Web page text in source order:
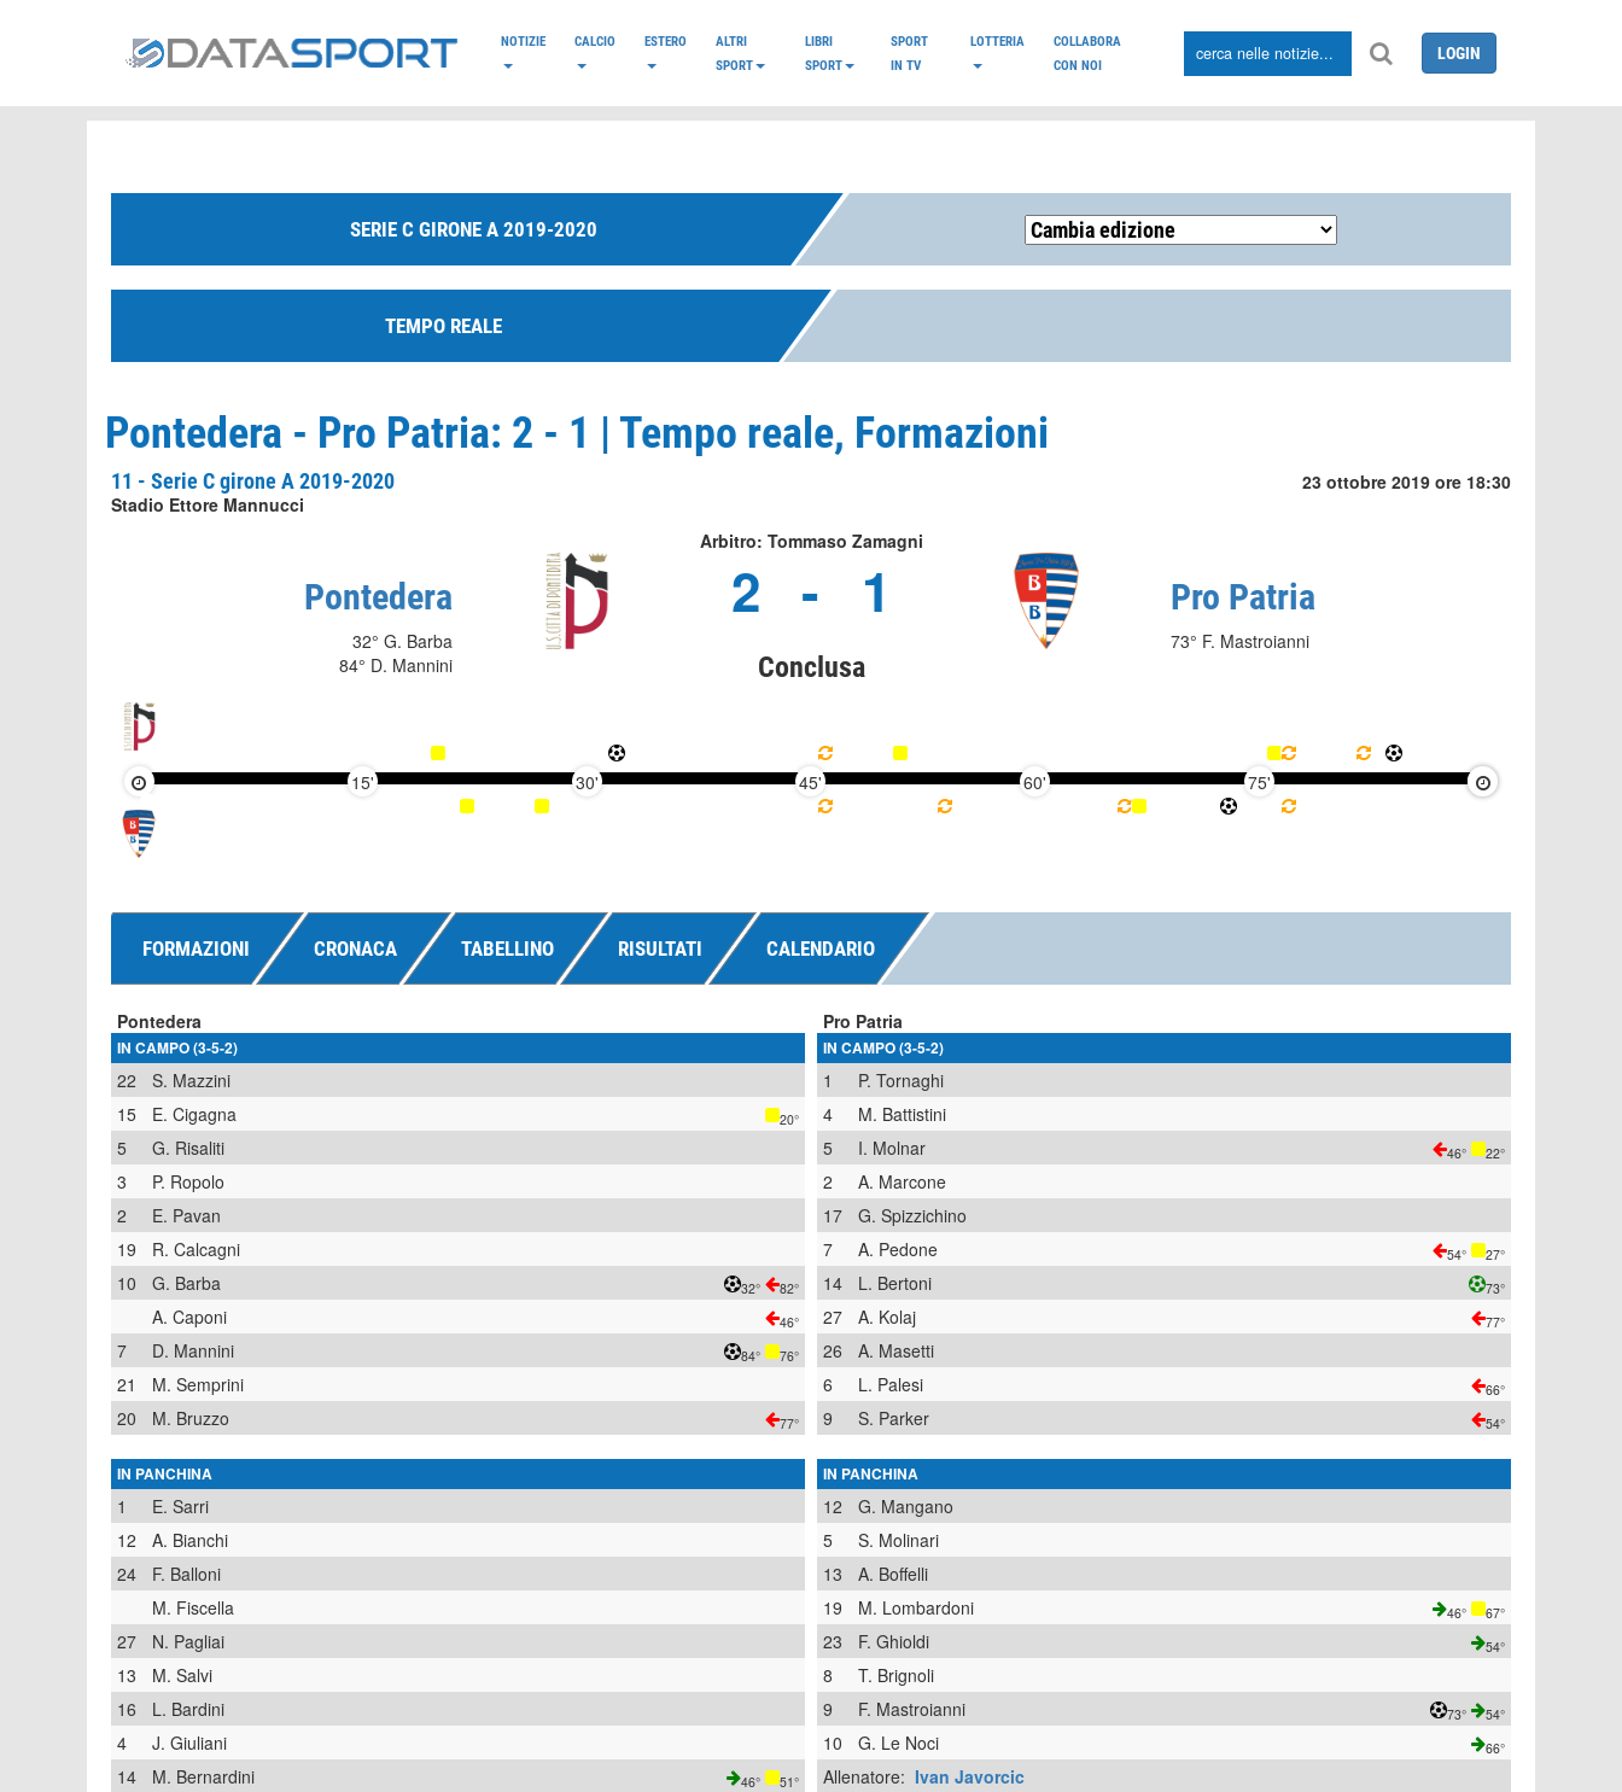
NOTIZIE CALCIO ESTERO
ALTRI
SPORT
LIBRI
SPORT
SPORT
IN TV
LOTTERIA
COLLABORA
CON NOI
LOGIN
SERIE C GIRONE A 2019-2020
TEMPO REALE
Pontedera - Pro Patria: 2 - 1 | Tempo reale, Formazioni
11 - Serie C girone A 2019-2020
Stadio Ettore Mannucci
23 ottobre 2019 ore 18:30
Arbitro: Tommaso Zamagni
Pontedera
32° G. Barba
84° D. Mannini
2 - 1
Conclusa
Pro Patria
73° F. Mastroianni
15' 30' 45' 60' 75' 90'
FORMAZIONI CRONACA TABELLINO RISULTATI CALENDARIO
Pontedera
IN CAMPO (3-5-2)
22
S. Mazzini
15
E. Cigagna 20°
5
G. Risaliti
3
P. Ropolo
2
E. Pavan
19
R. Calcagni
10
G. Barba 32° 82°
A. Caponi 46°
7 D. Mannini 84° 76°
21
M. Semprini
20
M. Bruzzo 77°
IN PANCHINA
1
E. Sarri
12
A. Bianchi
24
F. Balloni
M. Fiscella
27
N. Pagliai
13
M. Salvi
16
L. Bardini
4
J. Giuliani
14
M. Bernardini 46° 51°
Pro Patria
IN CAMPO (3-5-2)
1
P. Tornaghi
4
M. Battistini
5
I. Molnar 46° 22°
2
A. Marcone
17
G. Spizzichino
7
A. Pedone 54° 27°
14 L. Bertoni 73°
27 A. Kolaj 77°
26
A. Masetti
6
L. Palesi 66°
9 S. Parker 54°
IN PANCHINA
12
G. Mangano
5
S. Molinari
13
A. Boffelli
19
M. Lombardoni 46° 67°
23 F. Ghioldi 54°
8
T. Brignoli
9
F. Mastroianni 73° 54°
10 G. Le Noci 66°
Allenatore: Ivan Javorcic